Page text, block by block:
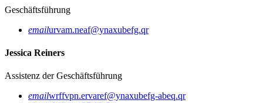
Geschäftsführung
emailurvam.neaf@ynaxubefg.qr
Jessica Reiners
Assistenz der Geschäftsführung
emailwrffvpn.ervaref@ynaxubefg-abeq.qr